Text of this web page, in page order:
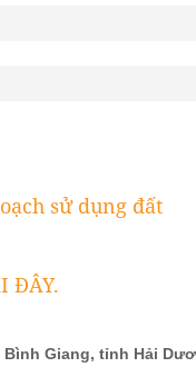
sử dụng đất
ĐÂY.